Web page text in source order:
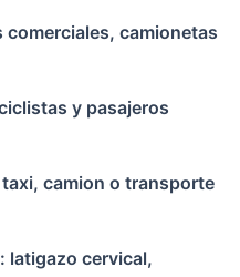
camionetas
y pasajeros
camion o transporte
latigazo cervical,